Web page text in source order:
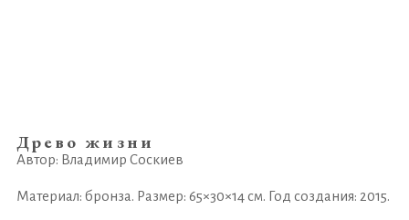
Древо жизни
Автор: Владимир Соскиев
Материал: бронза. Размер: 65×30×14 см. Год создания: 2015.